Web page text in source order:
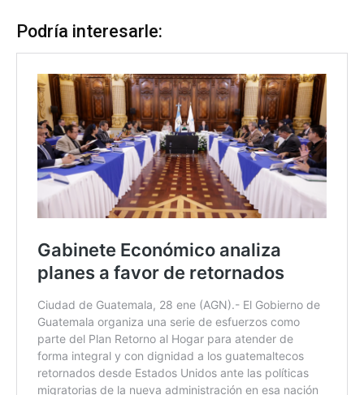
Podría interesarle: